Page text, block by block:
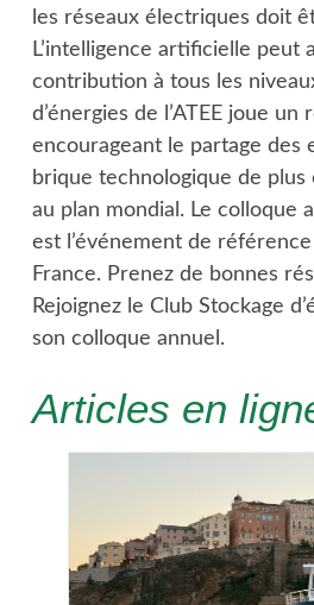
les réseaux électriques doit
L’intelligence artificielle peut
contribution à tous les
d’énergies de l’ATEE joue un
encourageant le partage des
brique technologique de
au plan mondial. Le colloque
est l’événement de
France. Prenez de bonnes
Rejoignez le Club Stockage
son colloque annuel.
Articles en